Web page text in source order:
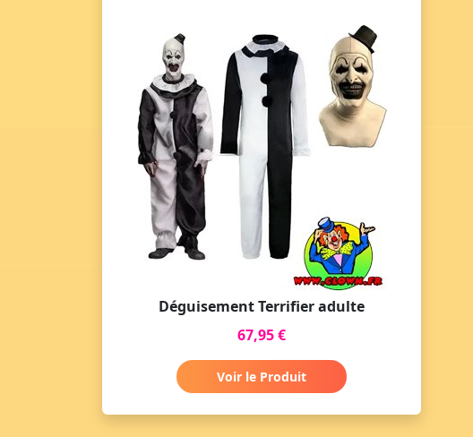
Déguisement Terrifier adulte
67,95 €
Voir le Produit